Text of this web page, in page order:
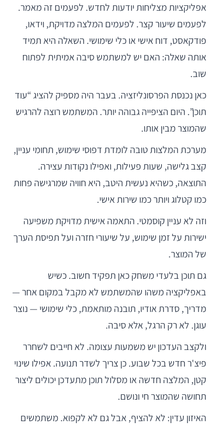
אפליקציות מצליחות יודעות לחדש. לפעמים זה מאמר.
לפעמים שיעור קצר. לפעמים המלצה מדויקת, וידאו,
פודקאסט, דוח אישי או כלי שימושי. השאלה היא תמיד
אותה שאלה: האם יש למשתמש סיבה אמיתית לפתוח
שוב.
כאן נכנסת הפרסונליזציה. בעבר היה מספיק להציג “עוד
תוכן”. היום הציפייה גבוהה יותר. המשתמש רוצה להרגיש
שהמוצר מבין אותו.
מערכת המלצות טובה לומדת דפוסי שימוש, תחומי עניין,
קצב גלישה, שעות פעילות, ואפילו נקודות עצירה.
התוצאה, כשהיא נעשית היטב, היא חוויה שמרגישה פחות
כמו קטלוג ויותר כמו שירות אישי.
וזה לא עניין קוסמטי. התאמה אישית מדויקת משפיעה
ישירות על זמן שימוש, על שיעורי חזרה ועל תפיסת הערך
של המוצר.
גם תוכן בלעדי משחק כאן תפקיד חשוב. כשיש
באפליקציה משהו שהמשתמש לא מקבל במקום אחר —
מדריך, סדרת אודיו, תובנה מותאמת, כלי שימושי — נוצר
עוגן. לא רק הרגל, אלא סיבה.
ולקצב העדכון יש משמעות עצומה. לא חייבים לשחרר
פיצ'ר חדש בכל שבוע. כן צריך לשדר תנועה. אפילו שינוי
קטן, המלצה חדשה או מסלול תוכן מתעדכן יכולים ליצור
תחושה שהמוצר חי ונושם.
האיזון עדין: לא להציף, אבל גם לא לקפוא. משתמשים